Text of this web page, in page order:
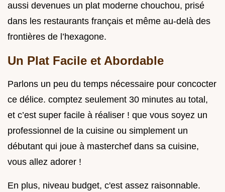
aussi devenues un plat moderne chouchou, prisé
dans les restaurants français et même au-delà des
frontières de l’hexagone.
Un Plat Facile et Abordable
Parlons un peu du temps nécessaire pour concocter
ce délice. comptez seulement 30 minutes au total,
et c’est super facile à réaliser ! que vous soyez un
professionnel de la cuisine ou simplement un
débutant qui joue à masterchef dans sa cuisine,
vous allez adorer !
En plus, niveau budget, c'est assez raisonnable.